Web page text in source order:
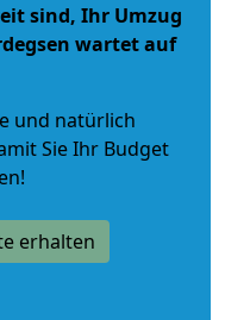
sind, Ihr Umzug
wartet auf
und natürlich
Sie Ihr Budget
erhalten